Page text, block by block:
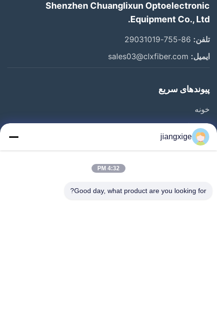
Shenzhen Chuanglixun Optoelectronic
Equipment Co., Ltd.
تلفن:
ایمیل:
پیوندهای سریع
خونه
محصولات
درباره ما
با ما تماس بگیرید
jiangxige
4:32 PM
Good day, what product are you looking for?